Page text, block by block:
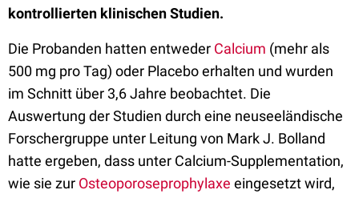
kontrollierten klinischen Studien.
Die Probanden hatten entweder Calcium (mehr als
500 mg pro Tag) oder Placebo erhalten und wurden
im Schnitt über 3,6 Jahre beobachtet. Die
Auswertung der Studien durch eine neuseeländische
Forschergruppe unter Leitung von Mark J. Bolland
hatte ergeben, dass unter Calcium-Supplementation,
wie sie zur Osteoporoseprophylaxe eingesetzt wird,